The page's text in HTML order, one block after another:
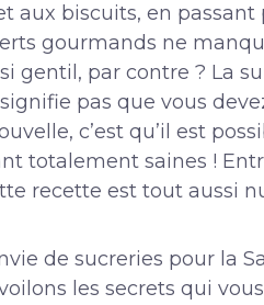
aux biscuits, en
gourmands ne
si gentil, par contre ? La
pas que vous
c’est qu’il est
totalement saines !
recette est tout aussi
de sucreries pour la
les secrets qui